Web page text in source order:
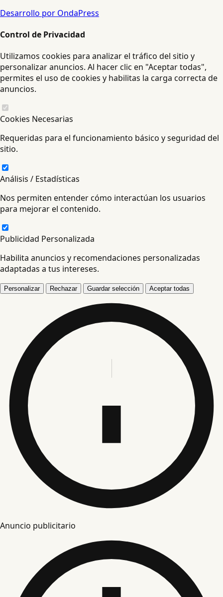
Desarrollo por OndaPress
Control de Privacidad
Utilizamos cookies para analizar el tráfico del sitio y
personalizar anuncios. Al hacer clic en "Aceptar todas",
permites el uso de cookies y habilitas la carga correcta de
anuncios.
Cookies Necesarias
Requeridas para el funcionamiento básico y seguridad del
sitio.
Análisis / Estadísticas
Nos permiten entender cómo interactúan los usuarios
para mejorar el contenido.
Publicidad Personalizada
Habilita anuncios y recomendaciones personalizadas
adaptadas a tus intereses.
Personalizar Rechazar Guardar selección Aceptar todas
Anuncio publicitario